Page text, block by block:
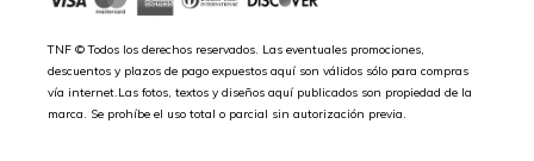
TNF © Todos los derechos reservados. Las eventuales promociones,
descuentos y plazos de pago expuestos aquí son válidos sólo para compras
vía internet.Las fotos, textos y diseños aquí publicados son propiedad de la
marca. Se prohíbe el uso total o parcial sin autorización previa.